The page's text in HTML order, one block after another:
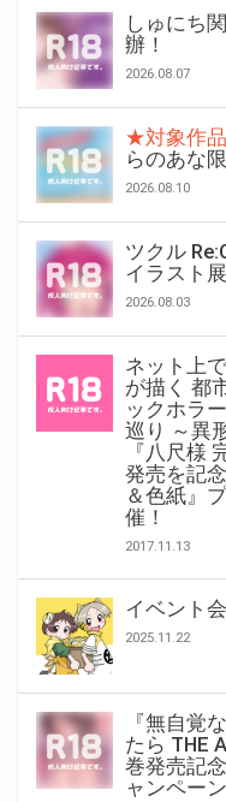
しゅにち
辦！
2026.08.07
★対象作
らのあな
2026.08.10
ツクル
イラスト
2026.08.03
ネット上
が描く 都
ックホラ
巡り ～異
『八尺様
発売を記
＆色紙』
催！
2017.11.13
イベント
2025.11.22
『無自覚
たら THE
巻発売記
ャンペー